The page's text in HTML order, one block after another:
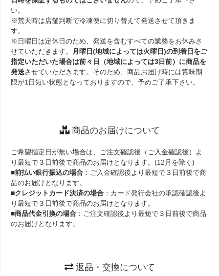
い。
※荒天時は店舗判断で冷凍便に切り替えて発送させて頂きま
す。
※日曜日は定休日のため、発送を含むすべての業務をお休みさ
せていただきます。
月曜日(地域によっては火曜日)の到着日をご
指定いただいた場合は前々日（地域によっては3日前）に商品を
発送させていただきます。そのため、商品お届け時には賞味期
限が1日短い状態となっておりますので、予めご了承下さい。
商品のお届けについて
ご希望指定日が無い場合は、ご注文確認後（ご入金確認後）よ
り最短で３日前後で商品のお届けとなります。(12月を除く)
■前払い銀行振込の場合 ：ご入金確認後より最短で３日前後で商
品のお届けとなります。
■クレジットカード決済の場合 ：カード発行会社の承認確認後よ
り最短で３日前後で商品のお届けとなります。
■商品代金引換の場合 ：ご注文確認後より最短で３日前後で商品
のお届けとなります。
返品・交換について